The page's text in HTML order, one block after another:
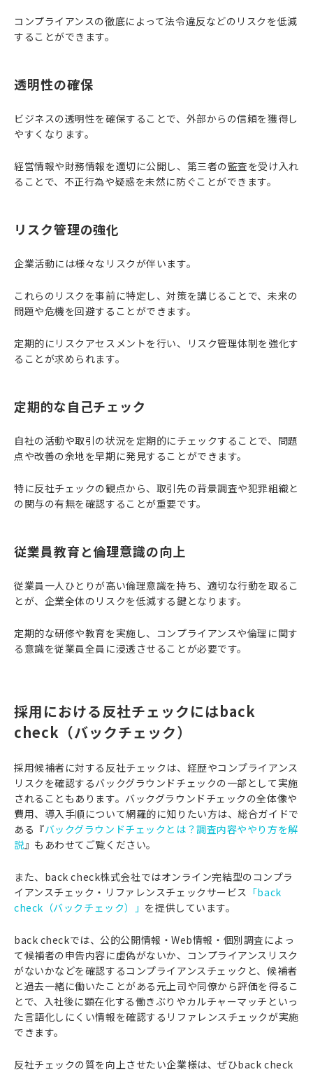
コンプライアンスの徹底によって法令違反などのリスクを低減
することができます。
透明性の確保
ビジネスの透明性を確保することで、外部からの信頼を獲得し
やすくなります。
経営情報や財務情報を適切に公開し、第三者の監査を受け入れ
ることで、不正行為や疑惑を未然に防ぐことができます。
リスク管理の強化
企業活動には様々なリスクが伴います。
これらのリスクを事前に特定し、対策を講じることで、未来の
問題や危機を回避することができます。
定期的にリスクアセスメントを行い、リスク管理体制を強化す
ることが求められます。
定期的な自己チェック
自社の活動や取引の状況を定期的にチェックすることで、問題
点や改善の余地を早期に発見することができます。
特に反社チェックの観点から、取引先の背景調査や犯罪組織と
の関与の有無を確認することが重要です。
従業員教育と倫理意識の向上
従業員一人ひとりが高い倫理意識を持ち、適切な行動を取るこ
とが、企業全体のリスクを低減する鍵となります。
定期的な研修や教育を実施し、コンプライアンスや倫理に関す
る意識を従業員全員に浸透させることが必要です。
採用における反社チェックにはback
check（バックチェック）
採用候補者に対する反社チェックは、経歴やコンプライアンス
リスクを確認するバックグラウンドチェックの一部として実施
されることもあります。バックグラウンドチェックの全体像や
費用、導入手順について網羅的に知りたい方は、総合ガイドで
ある『バックグラウンドチェックとは？調査内容ややり方を解
説』もあわせてご覧ください。
また、back check株式会社ではオンライン完結型のコンプラ
イアンスチェック・リファレンスチェックサービス 「back
check（バックチェック）」 を提供しています。
back checkでは、公的公開情報・Web情報・個別調査によっ
て候補者の申告内容に虚偽がないか、コンプライアンスリスク
がないかなどを確認するコンプライアンスチェックと、候補者
と過去一緒に働いたことがある元上司や同僚から評価を得るこ
とで、入社後に顕在化する働きぶりやカルチャーマッチといっ
た言語化しにくい情報を確認するリファレンスチェックが実施
できます。
反社チェックの質を向上させたい企業様は、ぜひback check